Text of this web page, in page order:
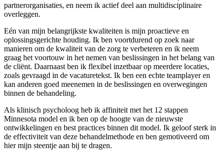
partnerorganisaties, en neem ik actief deel aan multidisciplinaire
overleggen.
Eén van mijn belangrijkste kwaliteiten is mijn proactieve en
oplossingsgerichte houding. Ik ben voortdurend op zoek naar
manieren om de kwaliteit van de zorg te verbeteren en ik neem
graag het voortouw in het nemen van beslissingen in het belang van
de cliënt. Daarnaast ben ik flexibel inzetbaar op meerdere locaties,
zoals gevraagd in de vacaturetekst. Ik ben een echte teamplayer en
kan anderen goed meenemen in de beslissingen en overwegingen
binnen de behandeling.
Als klinisch psycholoog heb ik affiniteit met het 12 stappen
Minnesota model en ik ben op de hoogte van de nieuwste
ontwikkelingen en best practices binnen dit model. Ik geloof sterk in
de effectiviteit van deze behandelmethode en ben gemotiveerd om
hier mijn steentje aan bij te dragen.